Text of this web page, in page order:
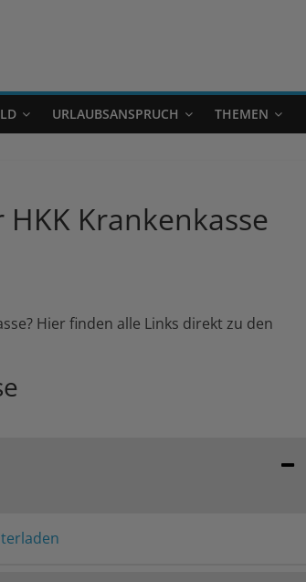
URLAUBSANSPRUCH THEMEN
Krankenkasse
Hier finden alle Links direkt zu den